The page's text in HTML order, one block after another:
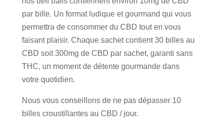
par bille. Un format ludique et gourmand qui vous
permettra de consommer du CBD tout en vous
faisant plaisir. Chaque sachet contient 30 billes au
CBD soit 300mg de CBD par sachet, garanti sans
THC, un moment de détente gourmande dans
votre quotidien.
Nous vous conseillons de ne pas dépasser 10
billes croustillantes au CBD / jour.